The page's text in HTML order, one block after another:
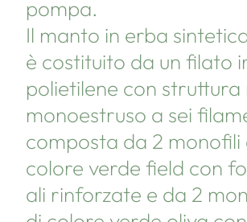
pompa.
Il manto in erba
è costituito da un filato
polietilene con
monoestruso a sei
composta da 2 monofili
colore verde field con
ali rinforzate e da 2